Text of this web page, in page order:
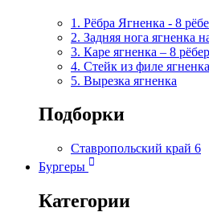
1. Рёбра Ягненка - 8
2. Задняя нога ягненка
3. Каре ягненка – 8 рёбер
4. Стейк из филе ягненка
5. Вырезка ягненка
Подборки
Ставропольский край 6
Бургеры
Категории